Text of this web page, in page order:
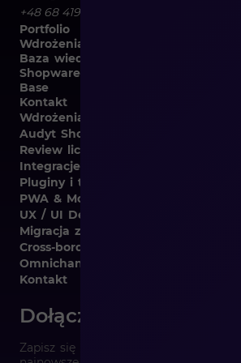
+48 68 419 94 50
Portfolio
Wdrożenia
Baza wiedzy
Shopware
Base
Kontakt
Wdrożenia B2B i B2C
Audyt Shopware
Review licencji Shopware
Integracje Shopware
Pluginy i template
PWA & Mobile
UX / UI Design
Migracja z różnych platform
Cross-border
Omnichannel
Kontakt
Dołącz do newslettera
Zapisz się do naszego newslettera i